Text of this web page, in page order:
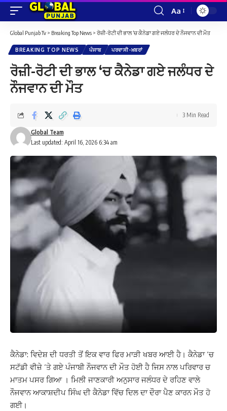
Font
Resizer
Aa
Global Punjab Tv > Breaking Top News > ਰੋਜ਼ੀ-ਰੋਟੀ ਦੀ ਭਾਲ ‘ਚ ਕੈਨੇਡਾ ਗਏ ਜਲੰਧਰ ਦੇ ਨੌਜਵਾਨ ਦੀ ਮੌਤ
BREAKING TOP NEWS ਪੰਜਾਬ ਪਰਵਾਸੀ-ਖ਼ਬਰਾਂ
ਰੋਜ਼ੀ-ਰੋਟੀ ਦੀ ਭਾਲ ‘ਚ ਕੈਨੇਡਾ ਗਏ ਜਲੰਧਰ ਦੇ
ਨੌਜਵਾਨ ਦੀ ਮੌਤ
Last updated: April 16, 2026 6:34 am
Global Team
3 Min Read
ਕੈਨੇਡਾ: ਵਿਦੇਸ਼ ਦੀ ਧਰਤੀ ਤੋਂ ਇਕ ਵਾਰ ਫਿਰ ਮਾੜੀ ਖਬਰ ਆਈ ਹੈ। ਕੈਨੇਡਾ ‘ਚ
ਸਟੱਡੀ ਵੀਜ਼ੇ ‘ਤੇ ਗਏ ਪੰਜਾਬੀ ਨੌਜਵਾਨ ਦੀ ਮੌਤ ਹੋਈ ਹੈ ਜਿਸ ਨਾਲ ਪਰਿਵਾਰ ਚ
ਮਾਤਮ ਪਸਰ ਗਿਆ । ਮਿਲੀ ਜਾਣਕਾਰੀ ਅਨੁਸਾਰ ਜਲੰਧਰ ਦੇ ਰਹਿਣ ਵਾਲੇ
ਨੌਜਵਾਨ ਆਕਾਸ਼ਦੀਪ ਸਿੰਘ ਦੀ ਕੈਨੇਡਾ ਵਿੱਚ ਦਿਲ ਦਾ ਦੌਰਾ ਪੈਣ ਕਾਰਨ ਮੌਤ ਹੋ
ਗਈ।